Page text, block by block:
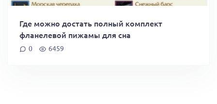
Где можно достать полный комплект
фланелевой пижамы для сна
0 6459